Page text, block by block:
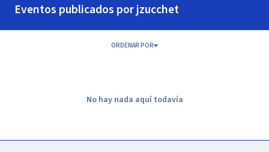
Eventos publicados por jzucchet
ORDENAR POR
No hay nada aquí todavía